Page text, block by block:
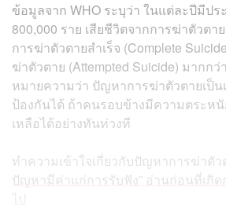
ข้อมูลจาก WHO ระบุว่า ในแต่ละปีมีปร
800,000 ราย เสียชีวิตจากการฆ่าตัวต
การฆ่าตัวตายสำเร็จ (Complete
ฆ่าตัวตาย (Attempted Suicide) มากก
หมายความว่า ปัญหาการฆ่าตัวตายเป็น
ป้องกันได้ ถ้าคนรอบข้างมีความตระห
เหลือได้อย่างทันท่วงที
ทำความเข้าใจเกี่ยวกับปัญหาการฆ่าตั
ปัญหามีค่าแก่การรับฟัง” อ่านก่อนที่เกิด